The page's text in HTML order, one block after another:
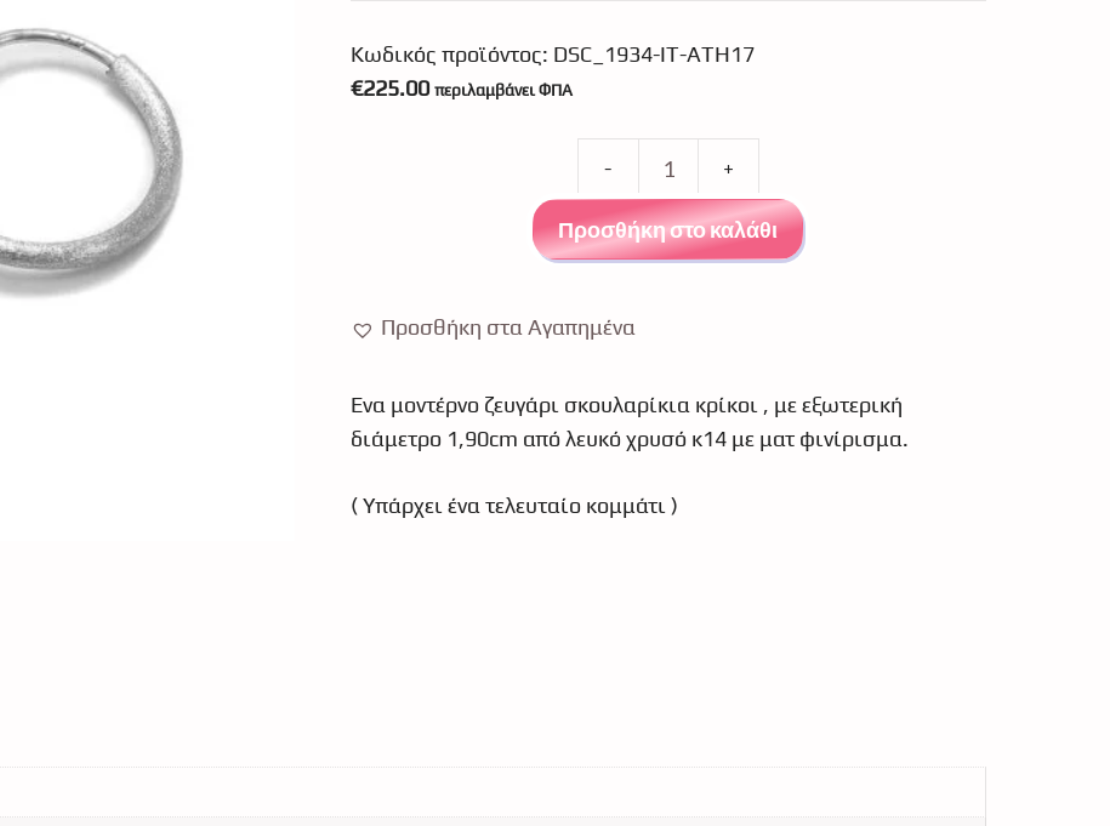
Κωδικός προϊόντος: DSC_1934-IT-ATH17
€225.00 περιλαμβάνει ΦΠΑ
Σκουλαρίκια
κρίκοι
λευκόχρυσοι
1934
Προσθήκη στο καλάθι
Προσθήκη στα Αγαπημένα
Ένα μοντέρνο ζευγάρι σκουλαρίκια κρίκοι , με εξωτερική
διάμετρο 1,90cm από λευκό χρυσό κ14 με ματ φινίρισμα.
( Υπάρχει ένα τελευταίο κομμάτι )